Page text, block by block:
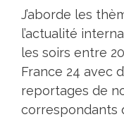
J’aborde les
l’actualité
les soirs entre
France 24 avec
reportages de
correspondants